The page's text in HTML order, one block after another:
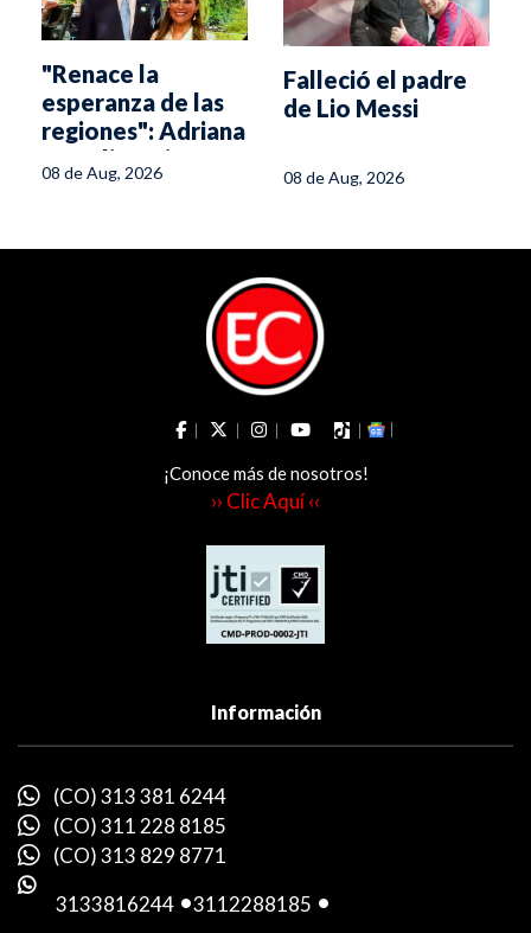
"Renace la
esperanza de las
regiones": Adriana
Magali Matiz
08 de Aug, 2026
Falleció el padre
de Lio Messi
08 de Aug, 2026
¡Conoce más de nosotros!
›› Clic Aquí ‹‹
Información
(CO) 313 381 6244
(CO) 311 228 8185
(CO) 313 829 8771
3133816244 -3112288185 -